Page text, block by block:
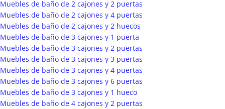
Muebles de baño de 2 cajones y 2 puertas
Muebles de baño de 2 cajones y 4 puertas
Muebles de baño de 2 cajones y 2 huecos
Muebles de baño de 3 cajones y 1 puerta
Muebles de baño de 3 cajones y 2 puertas
Muebles de baño de 3 cajones y 3 puertas
Muebles de baño de 3 cajones y 4 puertas
Muebles de baño de 3 cajones y 6 puertas
Muebles de baño de 3 cajones y 1 hueco
Muebles de baño de 4 cajones y 2 puertas